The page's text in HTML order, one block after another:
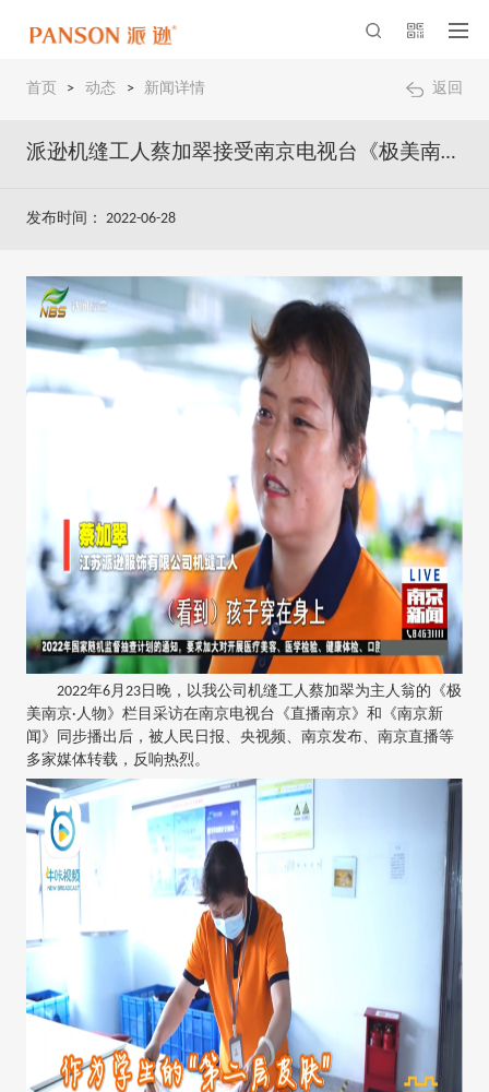
首页 > 动态 > 新闻详情 返回
派逊机缝工人蔡加翠接受南京电视台《极美南京·人物》采访
发布时间： 2022-06-28
2022年6月23日晚，以我公司机缝工人蔡加翠为主人翁的《极
美南京·人物》栏目采访在南京电视台《直播南京》和《南京新
闻》同步播出后，被人民日报、央视频、南京发布、南京直播等
多家媒体转载，反响热烈。